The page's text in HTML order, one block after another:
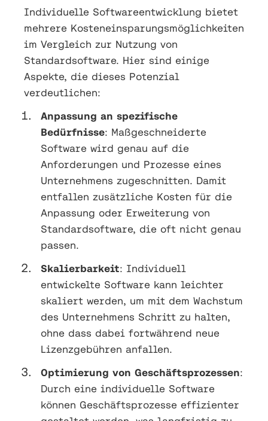
Individuelle Softwareentwicklung bietet
mehrere Kosteneinsparungsmöglichkeiten
im Vergleich zur Nutzung von
Standardsoftware. Hier sind einige
Aspekte, die dieses Potenzial
verdeutlichen:
Anpassung an spezifische
Bedürfnisse: Maßgeschneiderte
Software wird genau auf die
Anforderungen und Prozesse eines
Unternehmens zugeschnitten. Damit
entfallen zusätzliche Kosten für die
Anpassung oder Erweiterung von
Standardsoftware, die oft nicht genau
passen.
Skalierbarkeit: Individuell
entwickelte Software kann leichter
skaliert werden, um mit dem Wachstum
des Unternehmens Schritt zu halten,
ohne dass dabei fortwährend neue
Lizenzgebühren anfallen.
Optimierung von Geschäftsprozessen:
Durch eine individuelle Software
können Geschäftsprozesse effizienter